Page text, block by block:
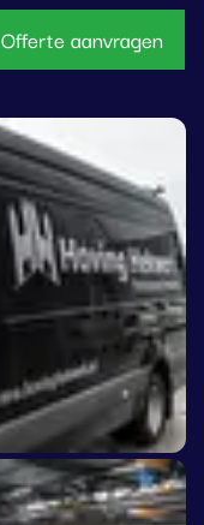
Offerte aanvragen